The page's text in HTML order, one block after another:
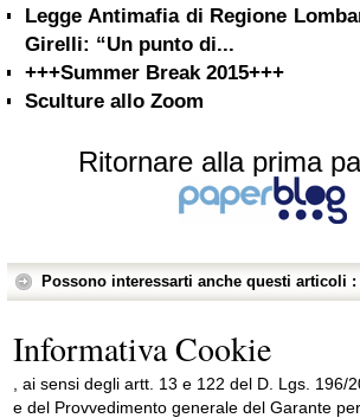
Legge Antimafia di Regione
Girelli: “Un punto di...
+++Summer Break 2015+++
Sculture allo Zoom
Ritornare alla prima
Possono interessarti anche questi articoli :
Informativa Cookie
, ai sensi degli artt. 13 e 122 del D. Lgs. 196/
e del Provvedimento generale del Garante